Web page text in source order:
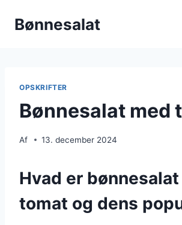
Bønnesalat
OPSKRIFTER
Bønnesalat med
Af 13. december 2024
Hvad er
tomat og dens